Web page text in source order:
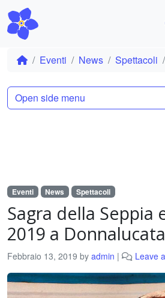
Eventi News Spettacoli
Eventi News Spettacoli
Sagra della Seppia
2019 a Donnalucata
Febbraio 13, 2019 by admin | Leave
Open side menu